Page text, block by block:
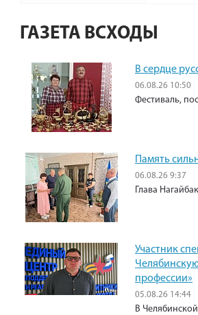
ГАЗЕТА ВСХОДЫ
В сердце
06.08.26 10:50
Фестиваль,
Память
06.08.26 9:37
Глава
Участник
профессии»
05.08.26 14:44
В